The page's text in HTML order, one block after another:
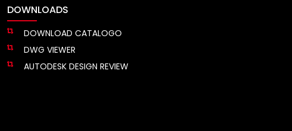
DOWNLOADS
DOWNLOAD CATALOGO
DWG VIEWER
AUTODESK DESIGN REVIEW